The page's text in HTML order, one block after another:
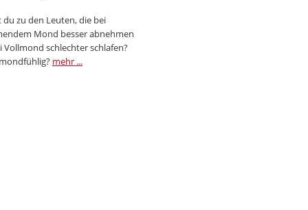
du zu den Leuten, die bei
Mond besser abnehmen
Vollmond schlechter schlafen?
mehr ...